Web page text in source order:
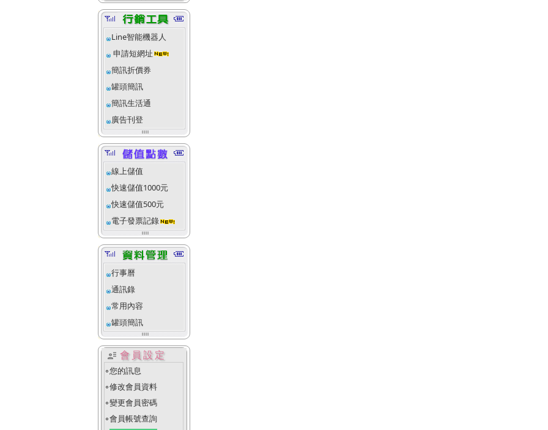
Line智能機器人
申請短網址
簡訊折價券
罐頭簡訊
簡訊生活通
廣告刊登
線上儲值
快速儲值1000元
快速儲值500元
電子發票記錄
行事曆
通訊錄
常用內容
罐頭簡訊
user_attributes 會員設定
fiber_manual_record 您的訊息
fiber_manual_record 修改會員資料
fiber_manual_record 變更會員密碼
fiber_manual_record 會員帳號查詢